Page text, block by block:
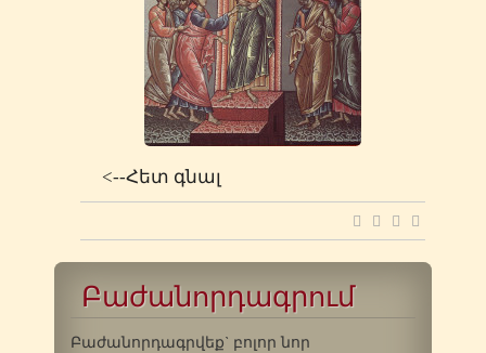
<--Հետ գնալ
Բաժանորդագրում
Բաժանորդագրվեք` բոլոր նոր